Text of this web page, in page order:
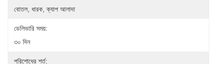
বোতল, ধারক, ক্যাপ আলাদা
ডেলিভারি সময়:
৩০ দিন
পরিশোধের শর্ত: